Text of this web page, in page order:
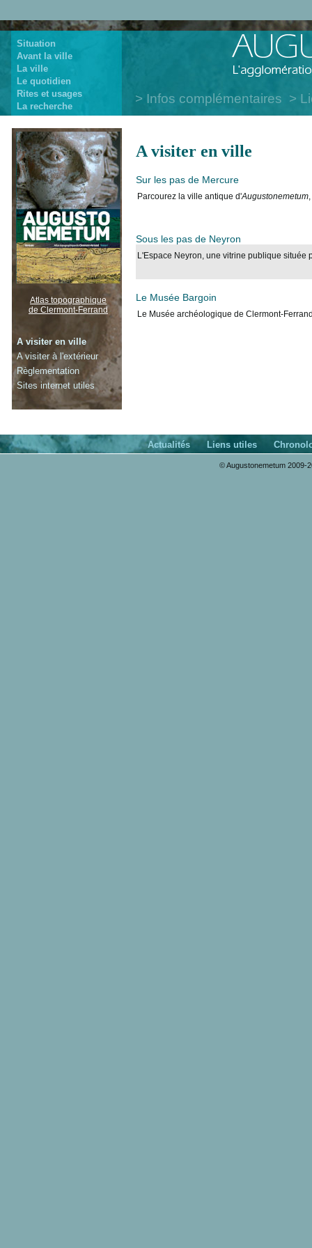
Situation
Avant la ville
La ville
Le quotidien
Rites et usages
La recherche
Infos complémentaires
A visiter en ville
Sur les pas de Mercure
Parcourez la ville antique d'Augustonemetum
Sous les pas de Neyron
L'Espace Neyron, une vitrine publique située
Le Musée Bargoin
Le Musée archéologique de Clermont-
Atlas topographique
de Clermont-Ferrand
A visiter en ville
A visiter à l'extérieur
Règlementation
Sites internet utiles
Actualités Liens utiles
© Augustonemetum 2009-